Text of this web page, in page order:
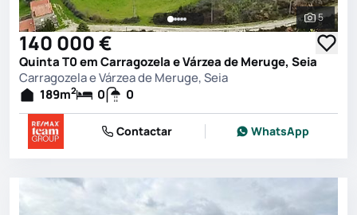
Ver
5
140 000 €
Quinta T0 em Carragozela e Várzea de Meruge, Seia
Carragozela e Várzea de Meruge, Seia
189m2 0 0
Contactar WhatsApp